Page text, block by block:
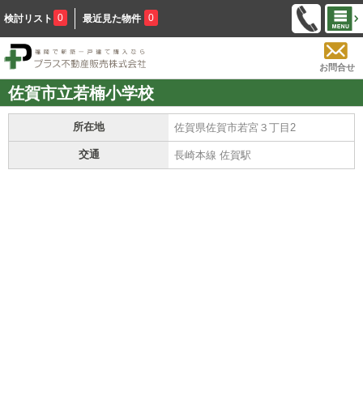
検討リスト 0 最近見た物件 0
お問合せ
佐賀市立若楠小学校
所在地 佐賀県佐賀市若宮３丁目2
交通 長崎本線 佐賀駅